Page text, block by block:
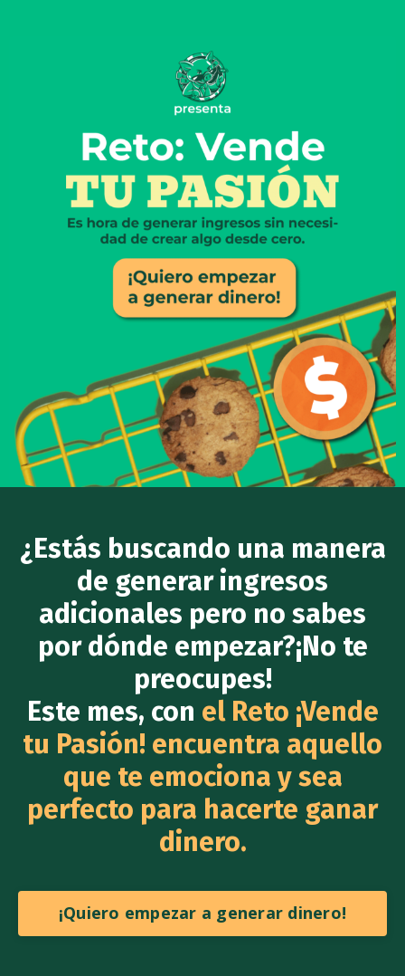
¿Estás buscando una manera
de generar ingresos
adicionales pero no sabes
por dónde empezar?¡No te
preocupes!
Este mes, con el Reto ¡Vende
tu Pasión! encuentra aquello
que te emociona y sea
perfecto para hacerte ganar
dinero.
¡Quiero empezar a generar dinero!